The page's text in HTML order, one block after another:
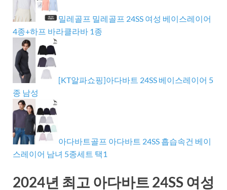
밀레골프 밀레골프 24SS 여성 베이스레이어
4종+하프 바라클라바 1종
[KT알파쇼핑]아다바트 24SS 베이스레이어 5
종 남성
아다바트골프 아다바트 24SS 흡습속건 베이
스레이어 남녀 5종세트 택1
2024년 최고 아다바트 24SS 여성